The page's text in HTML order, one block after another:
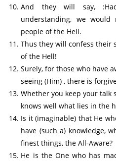
And they will say,
understanding, we
people of the Hell.
Thus they will confess their
of the Hell!
Surely, for those who have
seeing (Him) , there is
Whether you keep your talk
knows well what lies in the
Is it (imaginable) that He
have (such a) knowledge,
finest things, the All-Aware?
He is the One who has